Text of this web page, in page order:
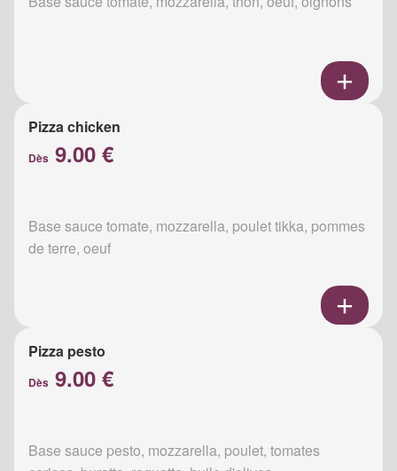
Pizza chicken
Dès 9.00 €
Base sauce tomate, mozzarella, poulet tikka, pommes
de terre, oeuf
Pizza pesto
Dès 9.00 €
Base sauce pesto, mozzarella, poulet, tomates